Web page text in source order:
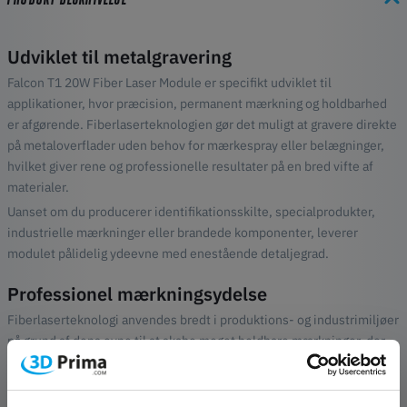
Udviklet til metalgravering
Falcon T1 20W Fiber Laser Module er specifikt udviklet til
applikationer, hvor præcision, permanent mærkning og holdbarhed
er afgørende. Fiberlaserteknologien gør det muligt at gravere direkte
på metaloverflader uden behov for mærkespray eller belægninger,
hvilket giver rene og professionelle resultater på en bred vifte af
materialer.
Uanset om du producerer identifikationsskilte, specialprodukter,
industrielle mærkninger eller brandede komponenter, leverer
modulet pålidelig ydeevne med enestående detaljegrad.
Professionel mærkningsydelse
Fiberlaserteknologi anvendes bredt i produktions- og industrimiljøer
på grund af dens evne til at skabe meget holdbare mærkninger, der
modstår slid, kemikalier og miljøpåvirkninger. Falcon T1 20W Fiber